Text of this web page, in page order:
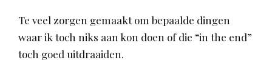
Te veel zorgen gemaakt om bepaalde dingen
waar ik toch niks aan kon doen of die “in the end”
toch goed uitdraaiden.